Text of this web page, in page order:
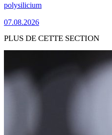
polysilicium
07.08.2026
PLUS DE CETTE SECTION